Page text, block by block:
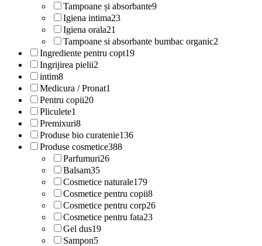
Tampoane și absorbante9
Igiena intima23
Igiena orala21
Tampoane si absorbante bumbac organic2
Ingrediente pentru copt19
Ingrijirea pielii2
intim8
Medicura / Pronat1
Pentru copii20
Pliculete1
Premixuri8
Produse bio curatenie136
Produse cosmetice388
Parfumuri26
Balsam35
Cosmetice naturale179
Cosmetice pentru copii8
Cosmetice pentru corp26
Cosmetice pentru fata23
Gel dus19
Sampon5